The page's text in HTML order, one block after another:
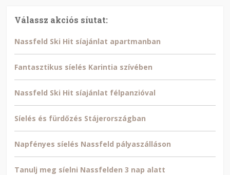
Válassz akciós síutat:
Nassfeld Ski Hit síajánlat apartmanban
Fantasztikus síelés Karintia szívében
Nassfeld Ski Hit síajánlat félpanzióval
Síelés és fürdőzés Stájerországban
Napfényes síelés Nassfeld pályaszálláson
Tanulj meg síelni Nassfelden 3 nap alatt